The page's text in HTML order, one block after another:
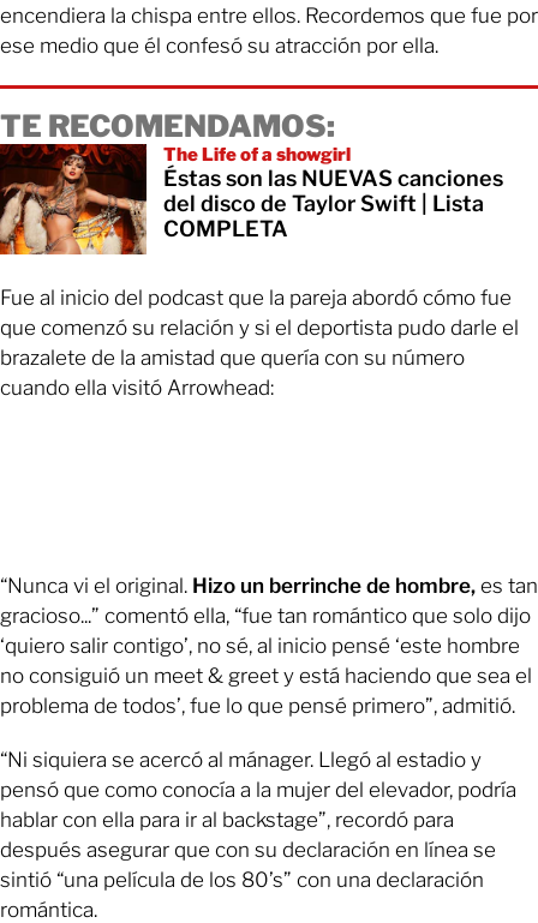
encendiera la chispa entre ellos. Recordemos que fue por
ese medio que él confesó su atracción por ella.
TE RECOMENDAMOS:
The Life of a showgirl
Éstas son las NUEVAS canciones
del disco de Taylor Swift | Lista
COMPLETA
Fue al inicio del podcast que la pareja abordó cómo fue
que comenzó su relación y si el deportista pudo darle el
brazalete de la amistad que quería con su número
cuando ella visitó Arrowhead:
“Nunca vi el original. Hizo un berrinche de hombre, es tan
gracioso...” comentó ella, “fue tan romántico que solo dijo
‘quiero salir contigo’, no sé, al inicio pensé ‘este hombre
no consiguió un meet & greet y está haciendo que sea el
problema de todos’, fue lo que pensé primero”, admitió.
“Ni siquiera se acercó al mánager. Llegó al estadio y
pensó que como conocía a la mujer del elevador, podría
hablar con ella para ir al backstage”, recordó para
después asegurar que con su declaración en línea se
sintió “una película de los 80’s” con una declaración
romántica.